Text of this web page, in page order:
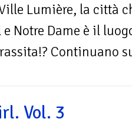
Lumière, la città
e Notre Dame è il
Continuano
Vol. 3